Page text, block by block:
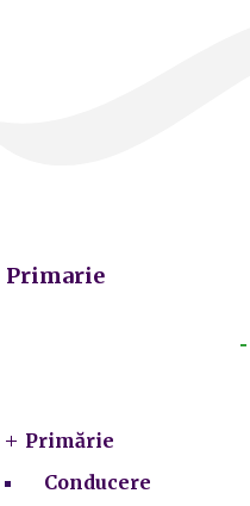
Primarie
Primărie
Conducere